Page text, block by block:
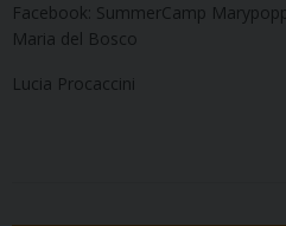
Facebook: SummerCamp
Maria del Bosco
Lucia Procaccini